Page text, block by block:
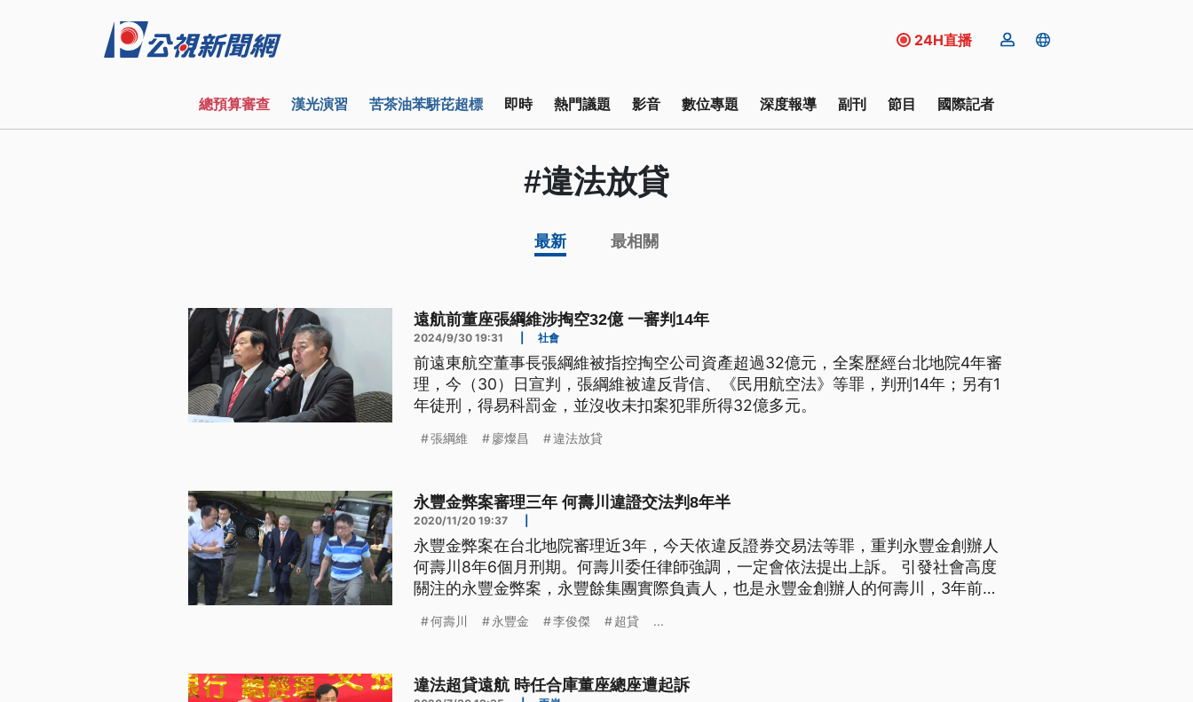
24H直播
總預算審查 漢光演習 苦茶油苯駢芘超標 即時 熱門議題 影音 數位專題 深度報導 副刊 節目 國際記者
#違法放貸
最新 最相關
遠航前董座張綱維涉掏空32億 一審判14年
2024/9/30 19:31 社會
前遠東航空董事長張綱維被指控掏空公司資產超過32億元，全案歷經台北地院4年審
理，今（30）日宣判，張綱維被違反背信、《民用航空法》等罪，判刑14年；另有1
年徒刑，得易科罰金，並沒收未扣案犯罪所得32億多元。
張綱維 廖燦昌 違法放貸
永豐金弊案審理三年 何壽川違證交法判8年半
2020/11/20 19:37
永豐金弊案在台北地院審理近3年，今天依違反證券交易法等罪，重判永豐金創辦人
何壽川8年6個月刑期。何壽川委任律師強調，一定會依法提出上訴。 引發社會高度
關注的永豐金弊案，永豐餘集團實際負責人，也是永豐金創辦人的何壽川，3年前被
「1788大樓」的投資案，與何壽川勾結，由何壽川等人挪用永豐餘控股以及子公司
何壽川 永豐金 李俊傑 超貸 ...
違法超貸遠航 時任合庫董座總座遭起訴